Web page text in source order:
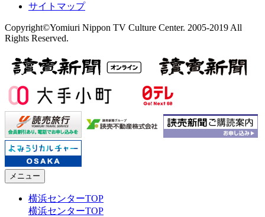
サイトマップ
Copyright©Yomiuri Nippon TV Culture Center. 2005-2019 All
Rights Reserved.
メニュー
横浜センターTOP
横浜センターTOP